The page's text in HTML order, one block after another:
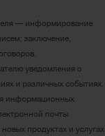
— информирование
заключение,
уведомления о
и различных событиях.
информационных
почты
продуктах и услугах